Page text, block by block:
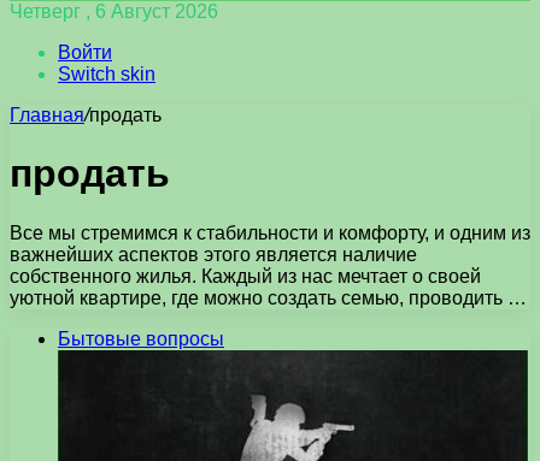
Четверг , 6 Август 2026
Войти
Switch skin
Главная/продать
продать
Все мы стремимся к стабильности и комфорту, и одним из
важнейших аспектов этого является наличие
собственного жилья. Каждый из нас мечтает о своей
уютной квартире, где можно создать семью, проводить …
Бытовые вопросы